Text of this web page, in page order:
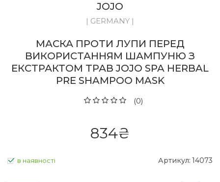
JOJO
| GERMANY |
МАСКА ПРОТИ ЛУПИ ПЕРЕД
ВИКОРИСТАННЯМ ШАМПУНЮ З
ЕКСТРАКТОМ ТРАВ JOJO SPA HERBAL
PRE SHAMPOO MASK
(0)
834₴
в наявності Артикул: 14073